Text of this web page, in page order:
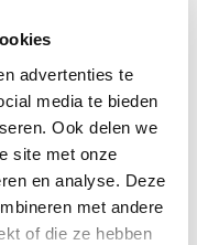
advertenties te
media te bieden
Ook delen we
site met onze
en analyse. Deze
met andere
of die ze hebben
IN QUALITY